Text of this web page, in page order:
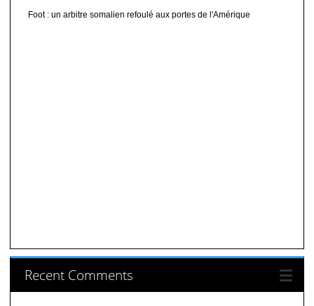
Foot : un arbitre somalien refoulé aux portes de l'Amérique
Recent Comments